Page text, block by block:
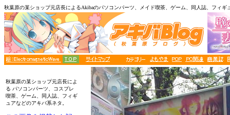
秋葉原の某ショップ元店長によるAkibaのパソコンパーツ、メイド喫茶、ゲーム、同人誌、フィ
秋葉原の某ショップ元店長によ
る パソコンパーツ、コスプレ
喫茶、ゲーム、同人誌、フィギ
ュアなどのアキバ系ネタ。